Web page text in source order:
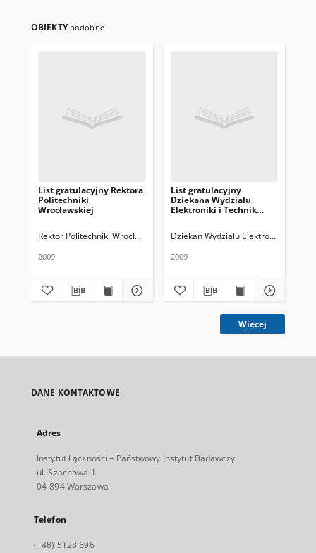
OBIEKTY podobne
List gratulacyjny Rektora
Politechniki
Wrocławskiej
Rektor Politechniki Wrocławskiej
2009
List gratulacyjny
Dziekana Wydziału
Elektroniki i Technik
Warszawskiej
Dziekan Wydziału Elektroniki i
2009
Więcej
DANE KONTAKTOWE
Adres
Instytut Łączności – Państwowy Instytut Badawczy
ul. Szachowa 1
04-894 Warszawa
Telefon
(+48) 5128 696